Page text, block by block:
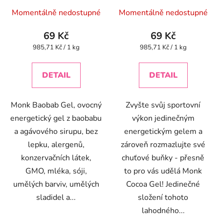
Momentálně nedostupné
69 Kč
Měrná
985,71 Kč / 1 kg
DETAIL
Monk Baobab Gel, ovocný
energetický gel z baobabu
a agávového sirupu, bez
lepku, alergenů,
konzervačních látek,
GMO, mléka, sóji,
umělých barviv, umělých
sladidel a...
Momentálně nedostupné
69 Kč
Měrná
985,71 Kč / 1 kg
DETAIL
Zvyšte svůj sportovní
výkon jedinečným
energetickým gelem a
zároveň rozmazlujte své
chuťové buňky - přesně
to pro vás udělá Monk
Cocoa Gel! Jedinečné
složení tohoto
lahodného...